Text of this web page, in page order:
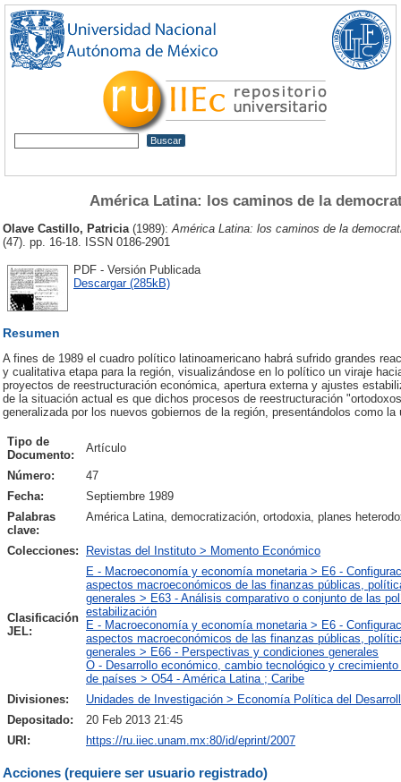
América Latina: los caminos de la
Olave Castillo, Patricia (1989): América Latina: los caminos de la
(47). pp. 16-18. ISSN 0186-2901
PDF - Versión Publicada
Descargar (285kB)
Resumen
A fines de 1989 el cuadro político latinoamericano habrá sufrido grandes
y cualitativa etapa para la región, visualizándose en lo político un viraje
proyectos de reestructuración económica, apertura externa y ajustes
de la situación actual es que dichos procesos de reestructuración
generalizada por los nuevos gobiernos de la región, presentándolos como
Tipo de
Documento:
Artículo
Número:
47
Fecha:
Septiembre 1989
Palabras
clave:
América Latina, democratización, ortodoxia, planes
Colecciones: Revistas del Instituto > Momento Económico
Clasificación
JEL:
E - Macroeconomía y economía monetaria > E6 -
aspectos macroeconómicos de las finanzas públicas,
generales > E63 - Análisis comparativo o conjunto de las
estabilización
E - Macroeconomía y economía monetaria > E6 -
aspectos macroeconómicos de las finanzas públicas,
generales > E66 - Perspectivas y condiciones generales
O - Desarrollo económico, cambio tecnológico y
de países > O54 - América Latina ; Caribe
Divisiones:
Unidades de Investigación > Economía Política del
Depositado:
20 Feb 2013 21:45
URI:
https://ru.iiec.unam.mx:80/id/eprint/2007
Acciones (requiere ser usuario registrado)